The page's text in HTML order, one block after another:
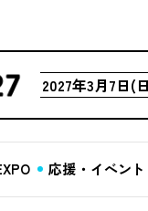
2027年3月7日(
応援・イベント